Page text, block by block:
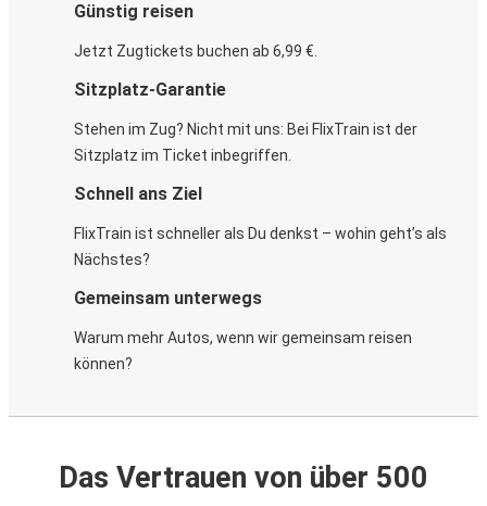
Günstig reisen
Jetzt Zugtickets buchen ab 6,99 €.
Sitzplatz-Garantie
Stehen im Zug? Nicht mit uns: Bei FlixTrain ist der
Sitzplatz im Ticket inbegriffen.
Schnell ans Ziel
FlixTrain ist schneller als Du denkst – wohin geht’s als
Nächstes?
Gemeinsam unterwegs
Warum mehr Autos, wenn wir gemeinsam reisen
können?
Das Vertrauen von über 500